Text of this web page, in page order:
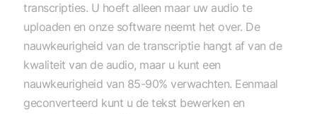
transcripties. U hoeft alleen maar uw audio te
uploaden en onze software neemt het over. De
nauwkeurigheid van de transcriptie hangt af van de
kwaliteit van de audio, maar u kunt een
nauwkeurigheid van 85-90% verwachten. Eenmaal
geconverteerd kunt u de tekst bewerken en